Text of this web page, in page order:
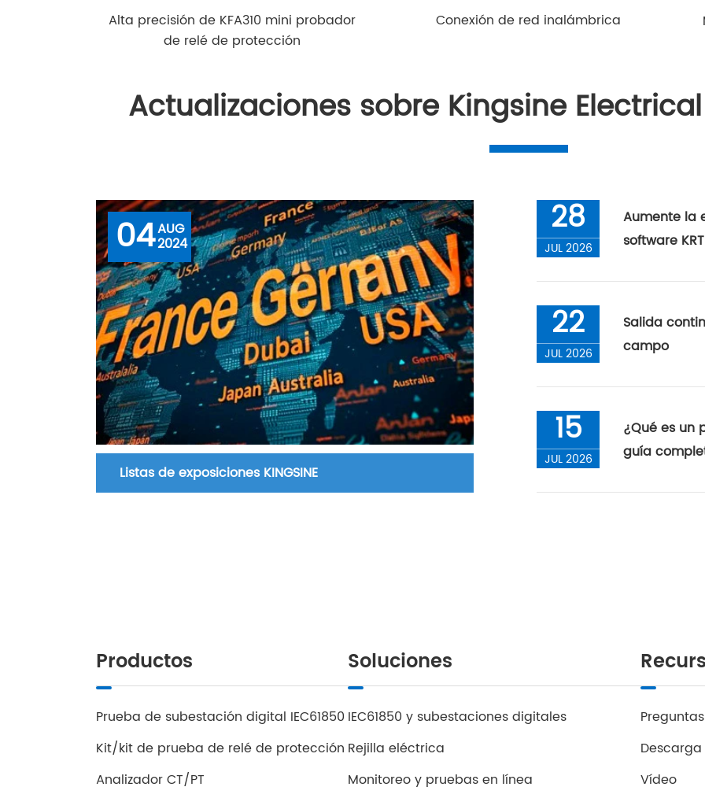
Alta precisión de KFA310 mini probador
de relé de protección
Conexión de red inalámbrica
Actualizaciones sobre Kingsine
Listas de exposiciones KINGSINE
04AUG
2024
28
JUL 2026
Aumente la
software
22
JUL 2026
Salida
campo
15
JUL 2026
¿Qué es un
guía
Productos
Prueba de subestación digital IEC61850
Kit/kit de prueba de relé de protección
Analizador CT/PT
Soluciones
IEC61850 y subestaciones digitales
Rejilla eléctrica
Monitoreo y pruebas en línea
Vídeo